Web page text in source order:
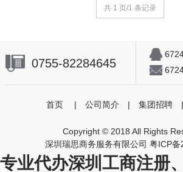
共 1 页/1 条记录
0755-82284645
首页 | 公司简介 | 集团招聘
Copyright © 2018 All Rights
深圳瑞思商务服务有限公司 粤ICP
专业代办深圳工商注册